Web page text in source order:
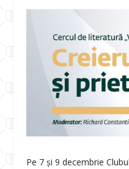
Pe 7 și 9 decembrie